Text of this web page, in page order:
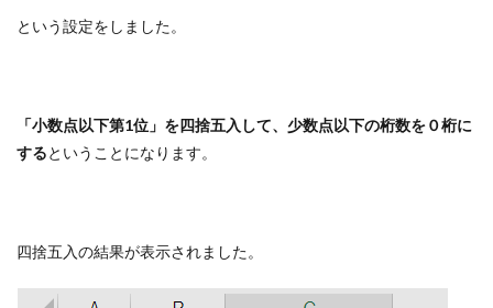
という設定をしました。
「小数点以下第1位」を四捨五入して、少数点以下の桁数を０桁に
するということになります。
四捨五入の結果が表示されました。